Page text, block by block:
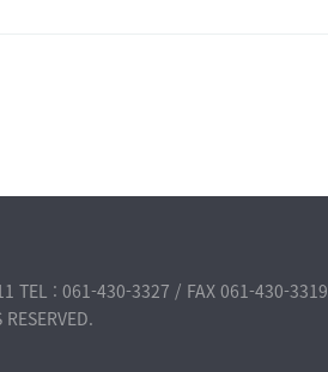
TEL : 061-430-3327 / FAX 061-430-3319